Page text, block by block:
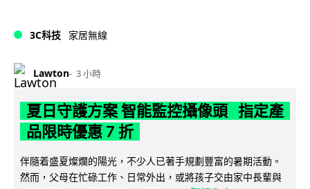
3C科技 家居無線
Lawton 3 小時
夏日守護方案 智能監控攝像頭 指定產
品限時優惠 7 折
伴隨着盛夏燦爛的陽光，不少人已著手規劃豐富的暑期活動。
然而，父母在忙碌工作、日常外出，或將孩子交由家中長輩與